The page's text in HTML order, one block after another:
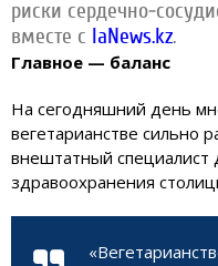
риски сердечно-
вместе с IaNews.kz.
Главное — баланс
На сегодняшний день
вегетарианстве сильно
внештатный специалист
здравоохранения